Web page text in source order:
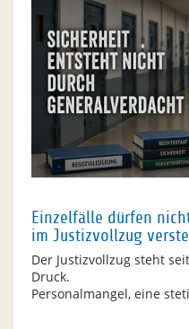
Einzelfälle dürfen
im Justizvollzug
Der Justizvollzug steht
Druck.
Personalmangel, eine